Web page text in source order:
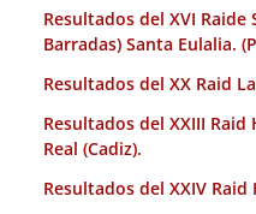
Resultados del XVI Raide
Barradas) Santa Eulalia.
Resultados del XX Raid
Resultados del XXIII
Real (Cadiz).
Resultados del XXIV